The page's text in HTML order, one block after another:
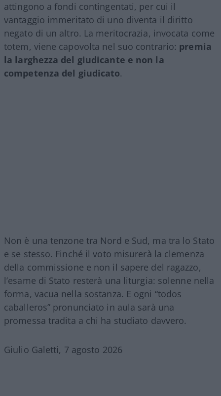
attingono a fondi contingentati, per cui il
vantaggio immeritato di uno diventa il diritto
negato di un altro. La meritocrazia, invocata come
totem, viene capovolta nel suo contrario: premia
la larghezza del giudicante e non la
competenza del giudicato.
Non è una tenzone tra Nord e Sud, ma tra lo Stato
e se stesso. Finché il voto misurerà la clemenza
della commissione e non il sapere del ragazzo,
l’esame di Stato resterà una liturgia: solenne nella
forma, vacua nella sostanza. E ogni “todos
caballeros” pronunciato in aula sarà una
promessa tradita a chi ha studiato davvero.
Giulio Galetti, 7 agosto 2026